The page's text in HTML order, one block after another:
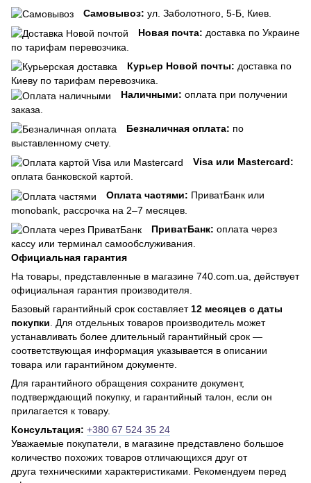
Самовывоз: ул. Заболотного, 5-Б, Киев.
Новая почта: доставка по Украине
по тарифам перевозчика.
Курьер Новой почты: доставка по
Киеву по тарифам перевозчика.
Наличными: оплата при получении
заказа.
Безналичная оплата: по
выставленному счету.
Visa или Mastercard:
оплата банковской картой.
Оплата частями: ПриватБанк или
monobank, рассрочка на 2–7 месяцев.
ПриватБанк: оплата через
кассу или терминал самообслуживания.
Официальная гарантия
На товары, представленные в магазине 740.com.ua, действует
официальная гарантия производителя.
Базовый гарантийный срок составляет 12 месяцев с даты
покупки . Для отдельных товаров производитель может
устанавливать более длительный гарантийный срок —
соответствующая информация указывается в описании
товара или гарантийном документе.
Для гарантийного обращения сохраните документ,
подтверждающий покупку, и гарантийный талон, если он
прилагается к товару.
Консультация: +380 67 524 35 24
Уважаемые покупатели, в магазине представлено большое
количество похожих товаров отличающихся друг от
друга техническими характеристиками. Рекомендуем перед